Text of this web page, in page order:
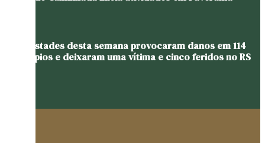
Tempestades desta semana provocaram danos em 114
municípios e deixaram uma vítima e cinco feridos no RS